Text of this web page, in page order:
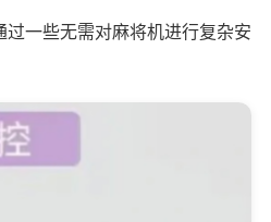
一些无需对麻将机进行复杂安